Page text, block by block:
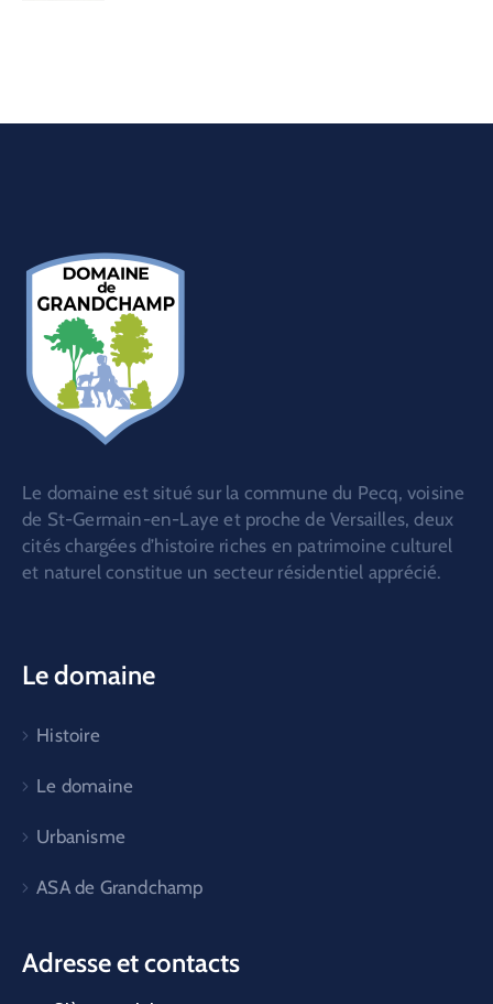
Le domaine est situé sur la commune du Pecq, voisine
de St-Germain-en-Laye et proche de Versailles, deux
cités chargées d’histoire riches en patrimoine culturel
et naturel constitue un secteur résidentiel apprécié.
Le domaine
Histoire
Le domaine
Urbanisme
ASA de Grandchamp
Adresse et contacts